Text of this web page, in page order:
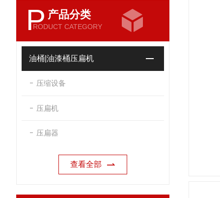
P 产品分类
RODUCT CATEGORY
油桶|油漆桶压扁机
压缩设备
压扁机
压扁器
查看全部